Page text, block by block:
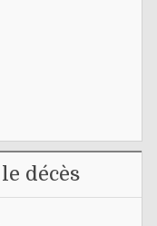
décès